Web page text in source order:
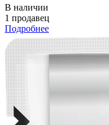
В наличии
1 продавец
Подробнее